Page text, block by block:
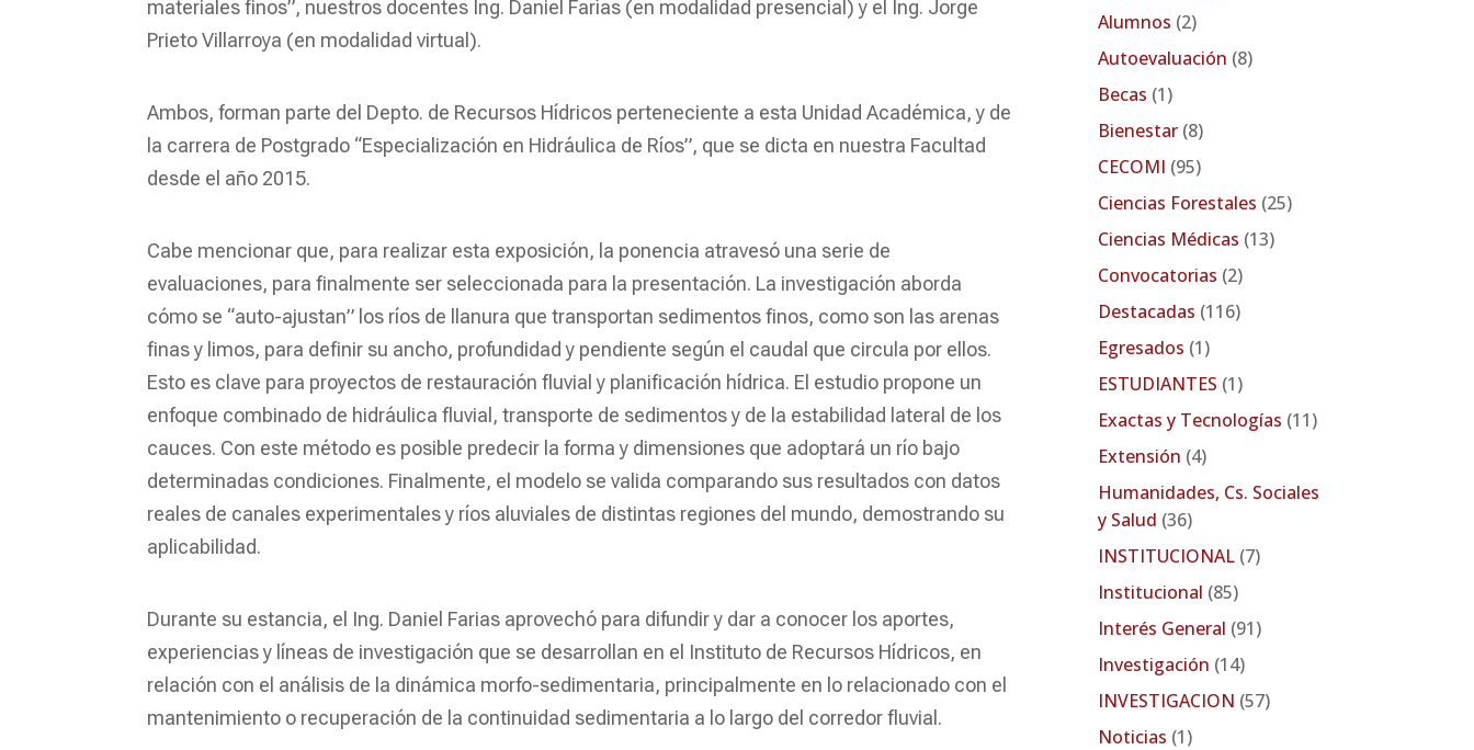
materiales finos”, nuestros docentes Ing. Daniel Farías (en modalidad presencial) y el Ing. Jorge
Prieto Villarroya (en modalidad virtual).
Ambos, forman parte del Depto. de Recursos Hídricos perteneciente a esta Unidad Académica, y de
la carrera de Postgrado “Especialización en Hidráulica de Ríos”, que se dicta en nuestra Facultad
desde el año 2015.
Cabe mencionar que, para realizar esta exposición, la ponencia atravesó una serie de
evaluaciones, para finalmente ser seleccionada para la presentación. La investigación aborda
cómo se “auto-ajustan” los ríos de llanura que transportan sedimentos finos, como son las arenas
finas y limos, para definir su ancho, profundidad y pendiente según el caudal que circula por ellos.
Esto es clave para proyectos de restauración fluvial y planificación hídrica. El estudio propone un
enfoque combinado de hidráulica fluvial, transporte de sedimentos y de la estabilidad lateral de los
cauces. Con este método es posible predecir la forma y dimensiones que adoptará un río bajo
determinadas condiciones. Finalmente, el modelo se valida comparando sus resultados con datos
reales de canales experimentales y ríos aluviales de distintas regiones del mundo, demostrando su
aplicabilidad.
Durante su estancia, el Ing. Daniel Farias aprovechó para difundir y dar a conocer los aportes,
experiencias y líneas de investigación que se desarrollan en el Instituto de Recursos Hídricos, en
relación con el análisis de la dinámica morfo-sedimentaria, principalmente en lo relacionado con el
mantenimiento o recuperación de la continuidad sedimentaria a lo largo del corredor fluvial.
Alumnos (2)
Autoevaluación (8)
Becas (1)
Bienestar (8)
CECOMI (95)
Ciencias Forestales (25)
Ciencias Médicas (13)
Convocatorias (2)
Destacadas (116)
Egresados (1)
ESTUDIANTES (1)
Exactas y Tecnologías (11)
Extensión (4)
Humanidades, Cs. Sociales
y Salud (36)
INSTITUCIONAL (7)
Institucional (85)
Interés General (91)
Investigación (14)
INVESTIGACION (57)
Noticias (1)